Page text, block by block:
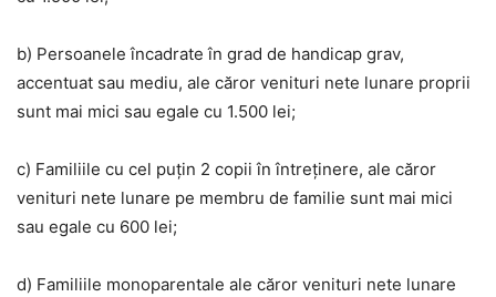
b) Persoanele încadrate în grad de handicap grav,
accentuat sau mediu, ale căror venituri nete lunare proprii
sunt mai mici sau egale cu 1.500 lei;
c) Familiile cu cel puţin 2 copii în întreţinere, ale căror
venituri nete lunare pe membru de familie sunt mai mici
sau egale cu 600 lei;
d) Familiile monoparentale ale căror venituri nete lunare